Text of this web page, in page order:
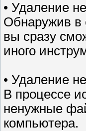
• Удаление
Обнаружив в
вы сразу
иного
• Удаление
В процессе
ненужные
компьютера.